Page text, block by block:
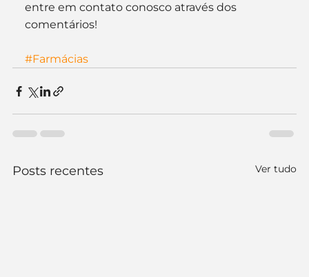
entre em contato conosco através dos
comentários!
#Farmácias
Posts recentes Ver tudo